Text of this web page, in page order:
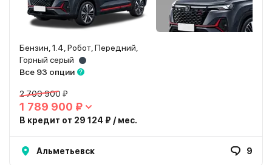
Бензин, 1.4, Робот, Передний,
Горный серый
Все 93 опции
2 709 900 ₽
1 789 900 ₽
В кредит от 29 124 ₽ / мес.
Альметьевск 9